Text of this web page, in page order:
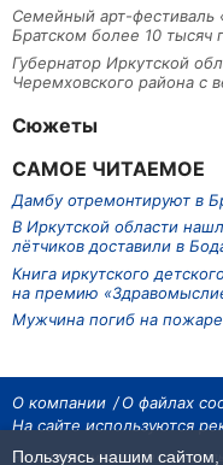
Семейный арт-фестиваль
Братском более 10 тысяч
Губернатор Иркутской
Черемховского района с
Сюжеты
САМОЕ ЧИТАЕМОЕ
Дамбу отремонтируют в
В Иркутской области
лётчиков доставили в
Книга иркутского
на премию
Мужчина погиб на пожаре
О компании
О файлах
На сайте используются
На сайте размещаются
Пользуясь нашим